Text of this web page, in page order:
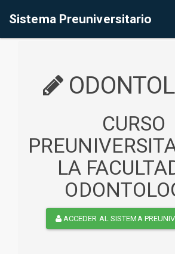
Sistema Preuniversitario
CURSO
LA
ACCEDER AL SISTEMA